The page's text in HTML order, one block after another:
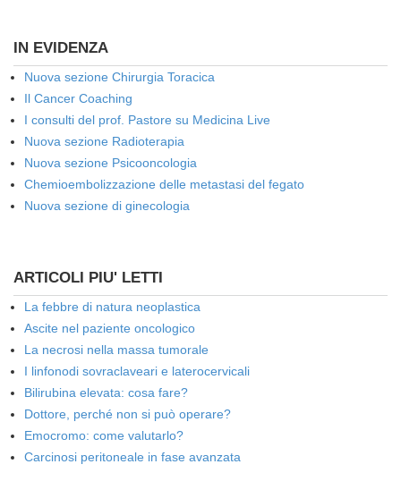
IN EVIDENZA
Nuova sezione Chirurgia Toracica
Il Cancer Coaching
I consulti del prof. Pastore su Medicina Live
Nuova sezione Radioterapia
Nuova sezione Psicooncologia
Chemioembolizzazione delle metastasi del fegato
Nuova sezione di ginecologia
ARTICOLI PIU' LETTI
La febbre di natura neoplastica
Ascite nel paziente oncologico
La necrosi nella massa tumorale
I linfonodi sovraclaveari e laterocervicali
Bilirubina elevata: cosa fare?
Dottore, perché non si può operare?
Emocromo: come valutarlo?
Carcinosi peritoneale in fase avanzata